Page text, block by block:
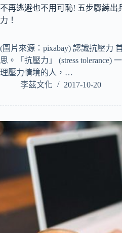
不再逃避也不用可恥! 五步驟練出
力！
(圖片來源：pixabay) 認識抗壓力
思。「抗壓力」 (stress tolerance)
理壓力情境的人，…
李茲文化
2017-10-20